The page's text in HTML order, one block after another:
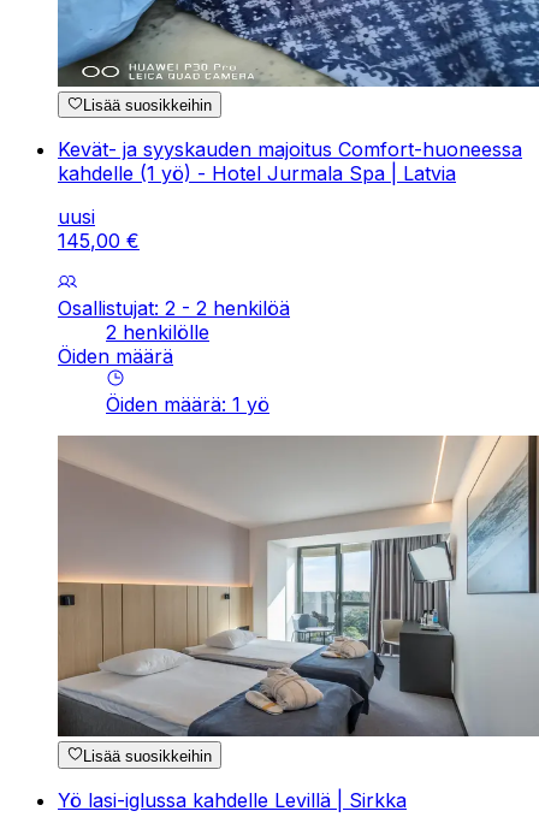
Lisää suosikkeihin
Kevät- ja syyskauden majoitus Comfort-huoneessa
kahdelle (1 yö) - Hotel Jurmala Spa | Latvia
uusi
145,00 €
Osallistujat: 2 - 2 henkilöä
2 henkilölle
Öiden määrä
Öiden määrä: 1 yö
Lisää suosikkeihin
Yö lasi-iglussa kahdelle Levillä | Sirkka